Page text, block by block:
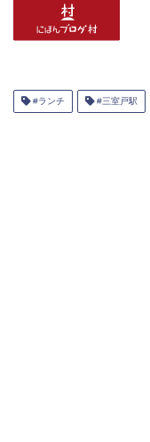
#ランチ #三室戸駅